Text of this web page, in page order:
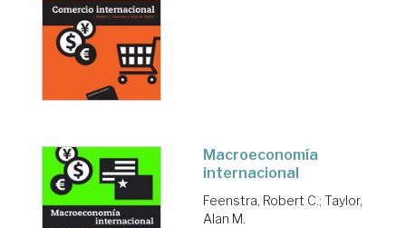
Macroeconomía
internacional
Feenstra, Robert C.; Taylor,
Alan M.